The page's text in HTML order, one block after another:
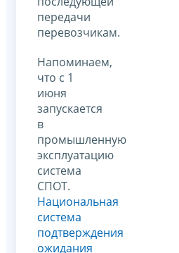
передачи
перевозчикам.
Напоминаем,
что с 1
июня
запускается
в
промышленную
эксплуатацию
система
СПОТ.
Национальная
система
подтверждения
ожидания